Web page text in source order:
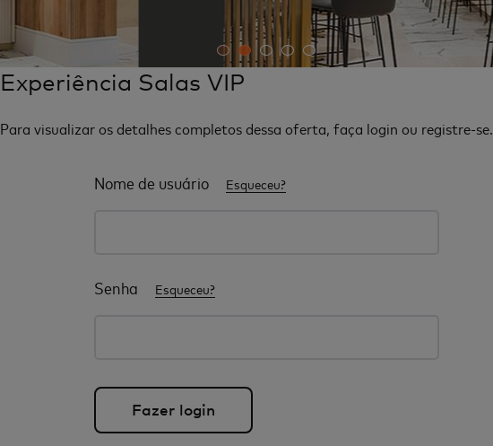
Experiência Salas VIP
Para visualizar os detalhes completos dessa oferta, faça login ou registre-se.
Nome de usuário Esqueceu?
Senha Esqueceu?